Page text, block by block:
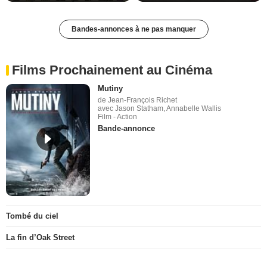
Bandes-annonces à ne pas manquer
Films Prochainement au Cinéma
Mutiny
de Jean-François Richet
avec Jason Statham, Annabelle Wallis
Film - Action
Bande-annonce
Tombé du ciel
La fin d’Oak Street